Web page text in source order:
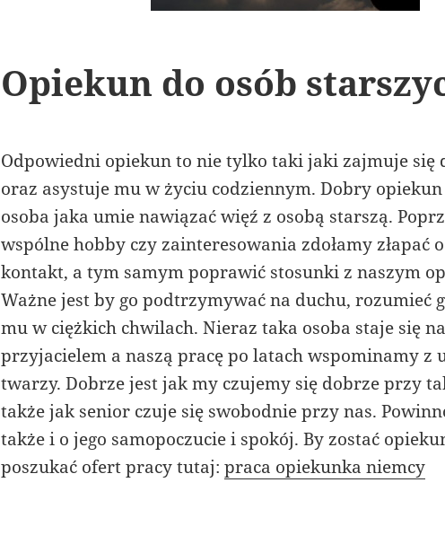
Opiekun do osób
Odpowiedni opiekun to nie tylko taki jaki zajmuje się
oraz asystuje mu w życiu codziennym. Dobry
osoba jaka umie nawiązać więź z osobą starszą.
wspólne hobby czy zainteresowania zdołamy złapać
kontakt, a tym samym poprawić stosunki z naszym
Ważne jest by go podtrzymywać na duchu, rozumieć
mu w ciężkich chwilach. Nieraz taka osoba staje się
przyjacielem a naszą pracę po latach wspominamy z
twarzy. Dobrze jest jak my czujemy się dobrze przy
także jak senior czuje się swobodnie przy nas.
także i o jego samopoczucie i spokój. By zostać
poszukać ofert pracy tutaj:praca opiekunka niemcy